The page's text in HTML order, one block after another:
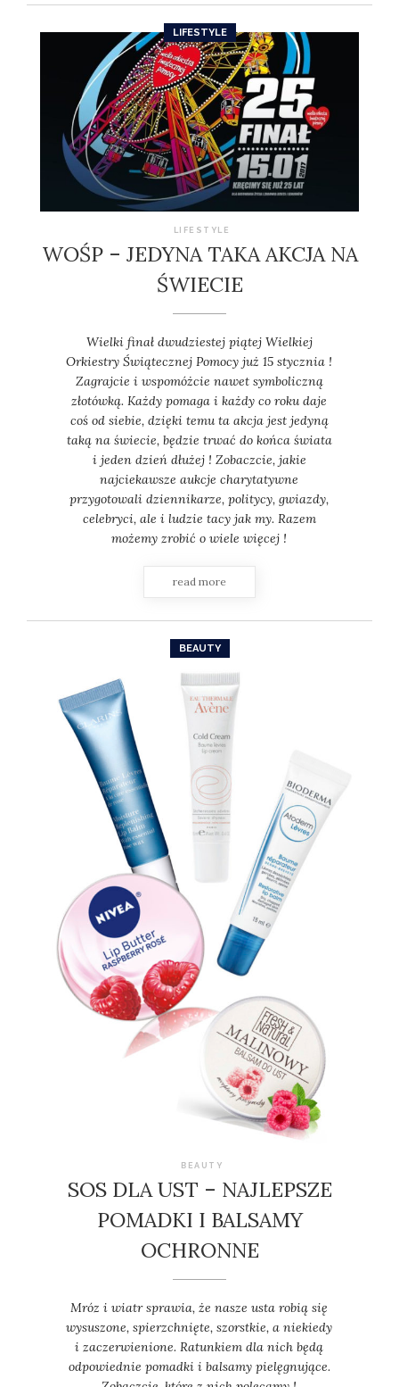
LIFESTYLE
LIFESTYLE
WOŚP – JEDYNA TAKA AKCJA NA
ŚWIECIE
Wielki finał dwudziestej piątej Wielkiej
Orkiestry Świątecznej Pomocy już 15 stycznia !
Zagrajcie i wspomóżcie nawet symboliczną
złotówką. Każdy pomaga i każdy co roku daje
coś od siebie, dzięki temu ta akcja jest jedyną
taką na świecie, będzie trwać do końca świata
i jeden dzień dłużej ! Zobaczcie, jakie
najciekawsze aukcje charytatywne
przygotowali dziennikarze, politycy, gwiazdy,
celebryci, ale i ludzie tacy jak my. Razem
możemy zrobić o wiele więcej !
read more
BEAUTY
BEAUTY
SOS DLA UST – NAJLEPSZE
POMADKI I BALSAMY
OCHRONNE
Mróz i wiatr sprawia, że nasze usta robią się
wysuszone, spierzchnięte, szorstkie, a niekiedy
i zaczerwienione. Ratunkiem dla nich będą
odpowiednie pomadki i balsamy pielęgnujące.